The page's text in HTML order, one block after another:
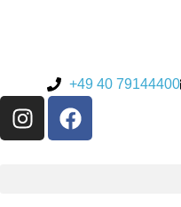
+49 40 79144400